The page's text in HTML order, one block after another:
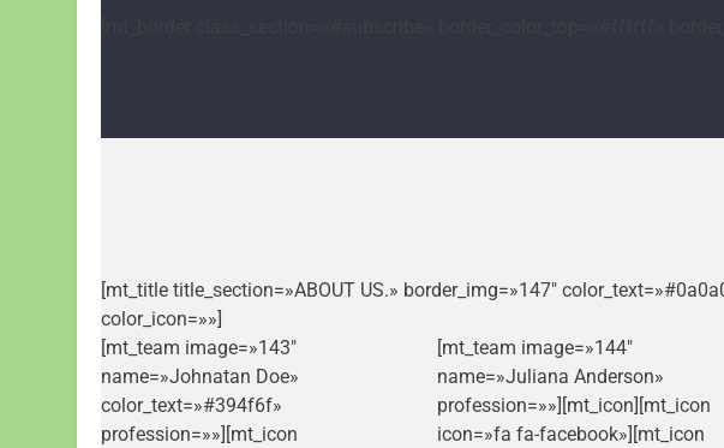
[mt_title title_section=»ABOUT US.» border_img=»147″
color_icon=»»]
[mt_team image=»143″
name=»Johnatan Doe»
color_text=»#394f6f»
profession=»»][mt_icon
[mt_team image=»144″
name=»Juliana Anderson»
profession=»»][mt_icon][mt_icon
icon=»fa fa-facebook»][mt_icon